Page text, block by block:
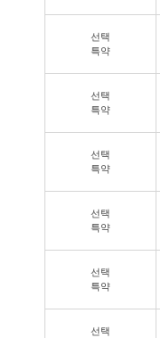
선택
특약
선택
특약
선택
특약
선택
특약
선택
특약
선택